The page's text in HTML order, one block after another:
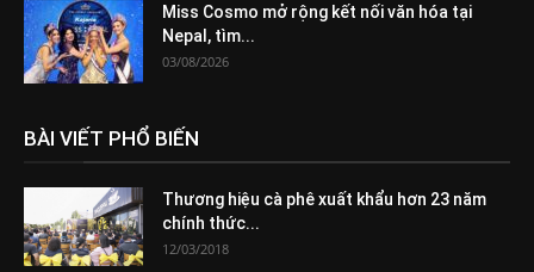
Miss Cosmo mở rộng kết nối văn hóa tại
Nepal, tìm...
03/08/2026
BÀI VIẾT PHỔ BIẾN
Thương hiệu cà phê xuất khẩu hơn 23 năm
chính thức...
12/03/2018